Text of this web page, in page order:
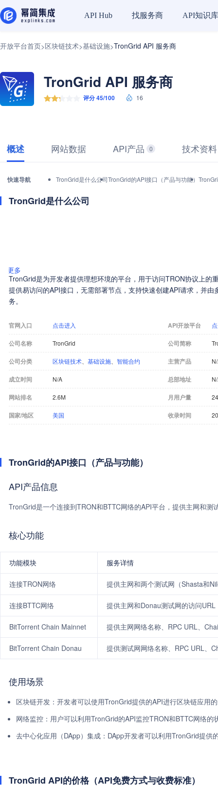
API Hub 找服务商 API知识库
开放平台首页>区块链技术>基础设施>TronGrid API 服务商
TronGrid API 服务商
评分 45/100 16
概述 网站数据 API产品 0 技术资料
快速导航 TronGrid是什么公司TronGrid的API接口（产品与功能）
TronGrid是什么公司
更多
TronGrid是为开发者提供理想环境的平台，用于访问TRON协议上的
提供易访问的API接口，无需部署节点，支持快速创建API请求，并
务。
官网入口 点击进入 API开放平台
公司名称 TronGrid 公司简称
公司分类 区块链技术 基础设施 智能合约 主营产品
成立时间 N/A 总部地址
网站排名 2.6M 月用户量
国家/地区 美国 收录时间
TronGrid的API接口（产品与功能）
API产品信息
TronGrid是一个连接到TRON和BTTC网络的API平台，提供主网和测
核心功能
功能模块 服务详情
连接TRON网络 提供主网和两个测试网（Shasta和
连接BTTC网络 提供主网和Donau测试网的访问
BitTorrent Chain Mainnet 提供主网网络名称、RPC URL、
BitTorrent Chain Donau 提供测试网网络名称、RPC URL、
使用场景
区块链开发：开发者可以使用TronGrid提供的API进行区块链应用
网络监控：用户可以利用TronGrid的API监控TRON和BTTC网络的
去中心化应用（DApp）集成：DApp开发者可以利用TronGrid提供
TronGrid API的价格（API免费方式与收费标准）